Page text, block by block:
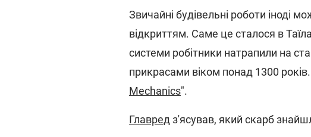
Звичайні будівельні роботи іноді
відкриттям. Саме це сталося в
системи робітники натрапили на
прикрасами віком понад 1300
Mechanics".
Главред з'ясував, який скарб